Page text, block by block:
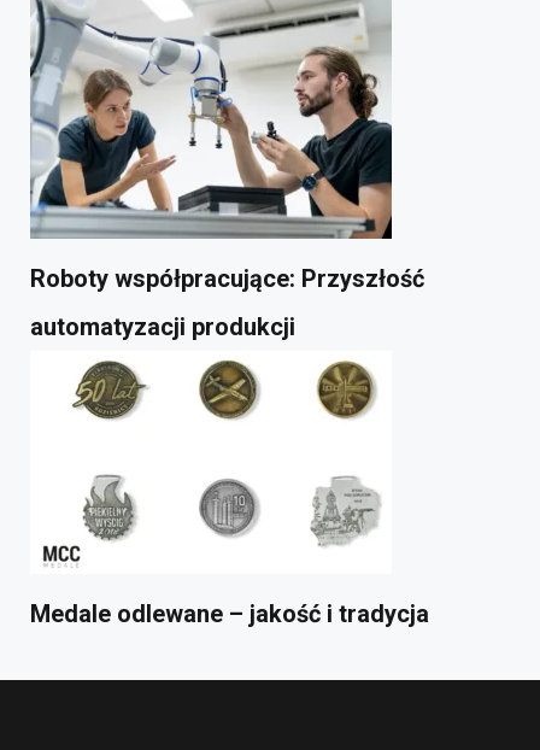
Roboty współpracujące: Przyszłość
automatyzacji produkcji
Medale odlewane – jakość i tradycja